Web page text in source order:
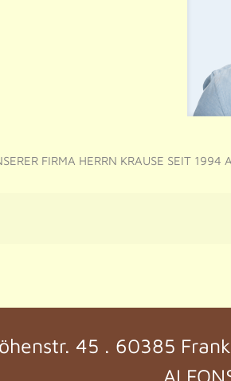
FIRMA HERRN KRAUSE SEIT 1994
45 . 60385